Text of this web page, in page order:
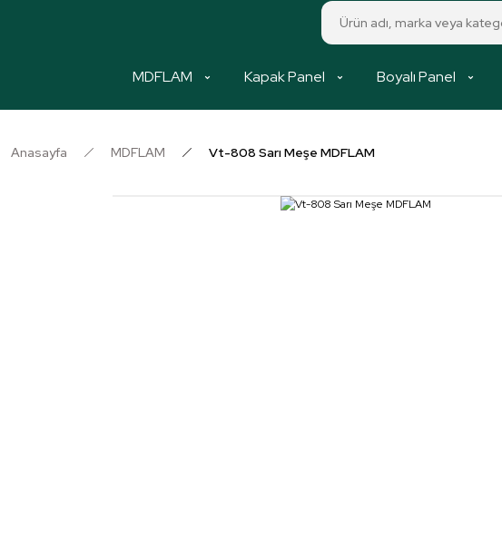
MDFLAM Kapak Panel Boyalı Panel
Anasayfa MDFLAM Vt-808 Sarı Meşe MDFLAM